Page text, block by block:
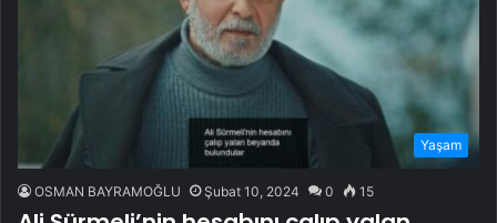
Yaşam
OSMAN BAYRAMOĞLU Şubat 10, 2024 0 15